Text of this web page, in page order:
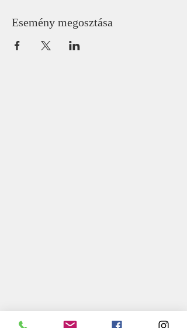
Esemény megosztása